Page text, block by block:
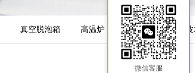
真空脱泡箱 高温炉 搅拌器 超声
微信客服